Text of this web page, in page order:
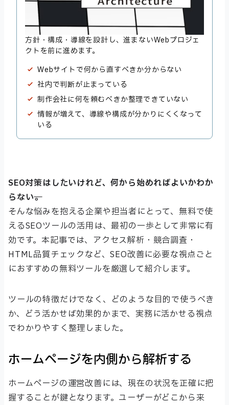
方針・構成・導線を設計し、進まないWebプロジェ
クトを前に進めます。
Webサイトで何から直すべきか分からない
社内で判断が止まっている
制作会社に何を頼むべきか整理できていない
情報が増えて、導線や構成が分かりにくくなって
いる
SEO対策はしたいけれど、何から始めればよいかわか
らない──。
そんな悩みを抱える企業や担当者にとって、無料で使
えるSEOツールの活用は、最初の一歩として非常に有
効です。本記事では、アクセス解析・競合調査・
HTML品質チェックなど、SEO改善に必要な視点ごと
におすすめの無料ツールを厳選して紹介します。
ツールの特徴だけでなく、どのような目的で使うべき
か、どう活かせば効果的かまで、実務に活かせる視点
でわかりやすく整理しました。
ホームページを内側から解析する
ホームページの運営改善には、現在の状況を正確に把
握することが鍵となります。ユーザーがどこから来